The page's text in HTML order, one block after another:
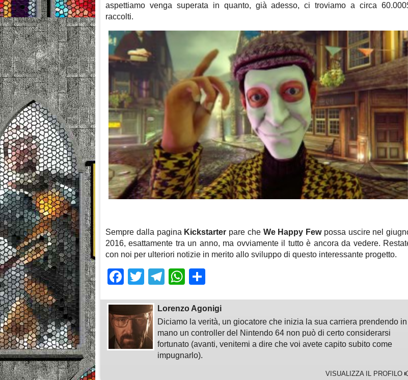
aspettiamo venga superata in quanto, già adesso, ci troviamo a circa
raccolti.
Sempre dalla pagina Kickstarter pare che We Happy Fewpossa uscire nel
2016, esattamente tra un anno, ma ovviamente il tutto è ancora da vedere.
con noi per ulteriori notizie in merito allo sviluppo di questo interessante progetto.
Facebook
TwitterTelegram
WhatsApp
Lorenzo Agonigi
Diciamo la verità, un giocatore che inizia la sua carriera prendendo in
mano un controller del Nintendo 64 non può di certo considerarsi
fortunato (avanti, venitemi a dire che voi avete capito subito come
impugnarlo).
VISUALIZZA IL PROFILO